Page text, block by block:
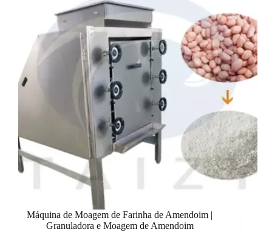
Máquina de Moagem de Farinha de Amendoim |
Granuladora e Moagem de Amendoim